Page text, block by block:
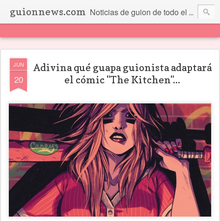
guionnews.com Noticias de guion de todo el mundo... Y más.
JUN
20
Adivina qué guapa guionista adaptará
el cómic "The Kitchen"...